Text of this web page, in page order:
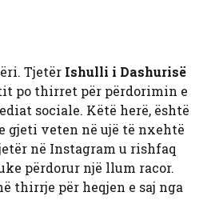
Tjetër Ishulli i Dashurisë
po thirret për përdorimin e
sociale. Këtë herë, është
gjeti veten në ujë të nxehtë
në Instagram u rishfaq
përdorur një llum racor.
thirrje për heqjen e saj nga